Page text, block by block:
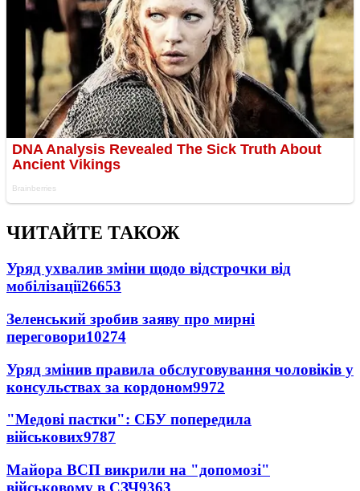
ЧИТАЙТЕ ТАКОЖ
Уряд ухвалив зміни щодо відстрочки від
мобілізації26653
Зеленський зробив заяву про мирні
переговори10274
Уряд змінив правила обслуговування чоловіків у
консульствах за кордоном9972
"Медові пастки": СБУ попередила
військових9787
Майора ВСП викрили на "допомозі"
військовому в СЗЧ9363